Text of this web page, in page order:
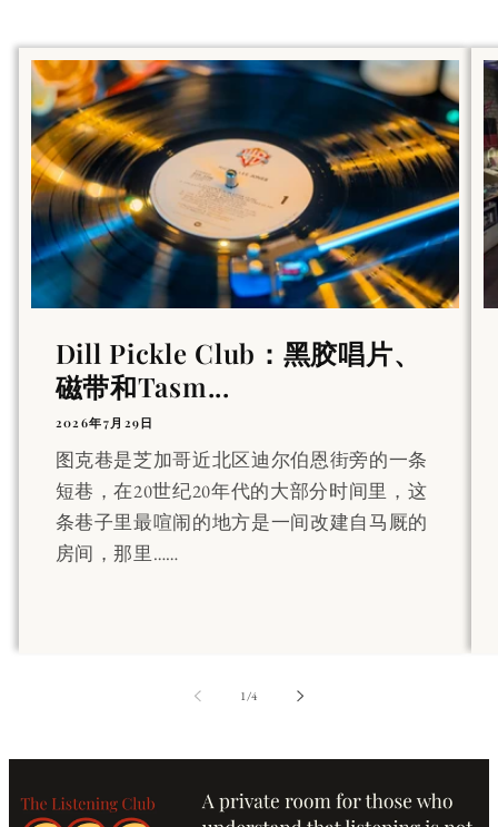
Dill Pickle Club：黑胶唱片、
磁带和Tasm...
2026年7月29日
图克巷是芝加哥近北区迪尔伯恩街旁的一条
短巷，在20世纪20年代的大部分时间里，这
条巷子里最喧闹的地方是一间改建自马厩的
房间，那里……
1/第
4